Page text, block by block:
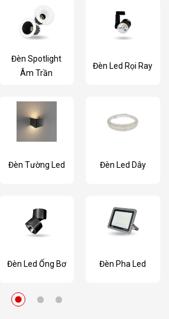
Đèn Spotlight
Âm Trần
Đèn Led Rọi Ray
Đèn Tường Led Đèn Led Dây
Đèn Led Ống Bơ Đèn Pha Led